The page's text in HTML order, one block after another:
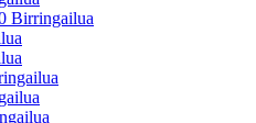
Birringailua